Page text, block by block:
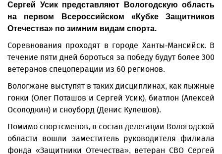
Сергей Усик представляют Вологодскую область
на первом Всероссийском «Кубке Защитников
Отечества» по зимним видам спорта.
Соревнования проходят в городе Ханты-Мансийск. В
течение пяти дней бороться за победу будут более 300
ветеранов спецоперации из 60 регионов.
Вологжане выступят в таких дисциплинах, как лыжные
гонки (Олег Поташов и Сергей Усик), биатлон (Алексей
Осолодкин) и сноуборд (Денис Кулешов).
Помимо спортсменов, в состав делегации Вологодской
области вошли заместитель руководителя филиала
фонда «Защитники Отечества», ветеран СВО Сергей